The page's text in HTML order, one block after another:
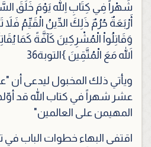
شَهْراً فِي كِتَابِ اللّهِ يَوْمَ خَلَقَ
أَرْبَعَةٌ حُرُمٌ ذَلِكَ الدِّينُ الْقَيِّمُ
وَقَاتِلُواْ الْمُشْرِكِينَ كَآفَّةً كَمَا
اللّهَ مَعَ الْمُتَّقِينَ }التوبة36
ويأتي ذلك المخبول ليدعى أن
عشر شهراً في كتاب الله قد
المهيمن على العالمين"
اقتفى البهاء خطوات الباب